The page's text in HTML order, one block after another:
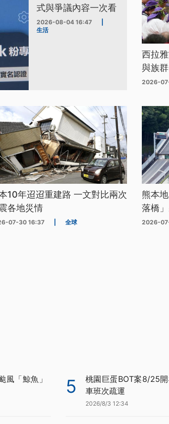
式與爭議內容一次看
2026-08-04 16:47
生活
西拉
與族
2026-
10年迢迢重建路 一文對比兩次
各地災情
07-30 16:37 全球
熊本
落橋
2026-
風「鯨魚」
5
桃園巨蛋BOT案8/25
車班次疏運
2026/8/3 12:34